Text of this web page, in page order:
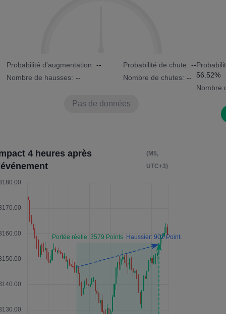
Probabilité d'augmentation: --
Nombre de hausses: --
Probabilité de chute: --
Nombre de chutes: --
Pas de données
56.52%
Nombre
4 heures après
(M5,
UTC+3)